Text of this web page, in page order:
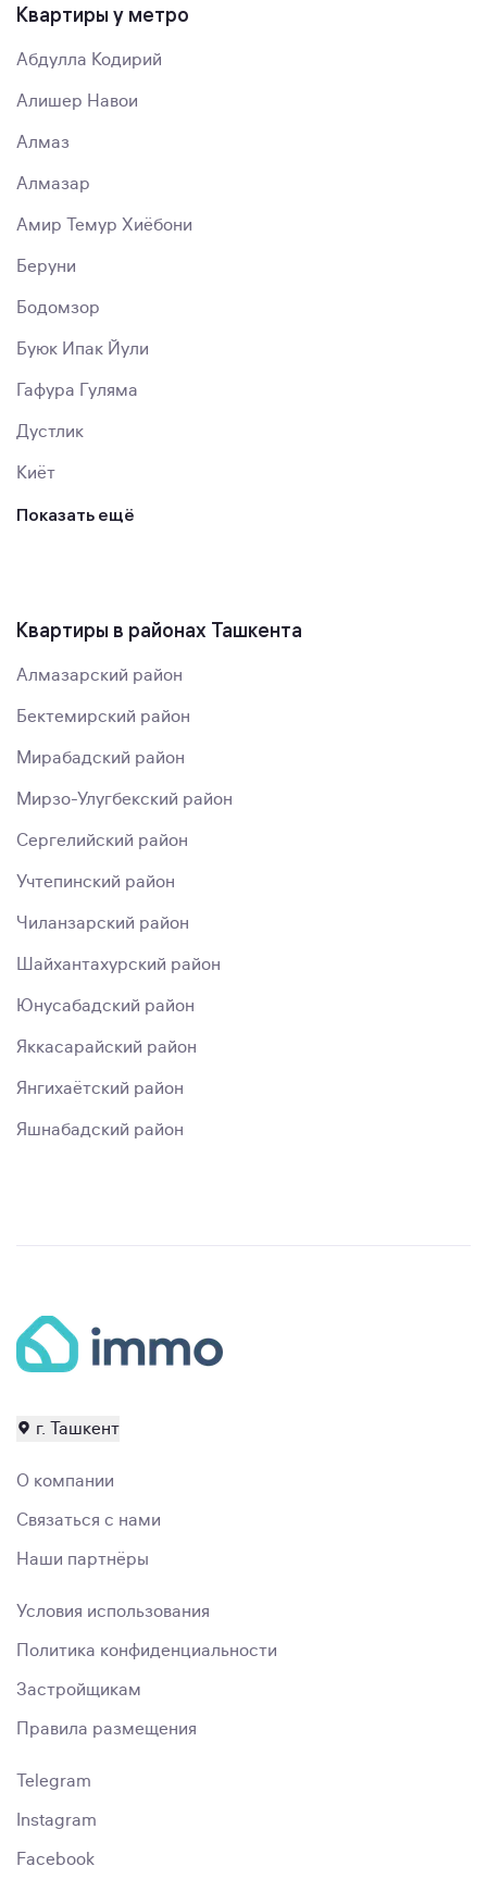
Квартиры у метро
Абдулла Кодирий
Алишер Навои
Алмаз
Алмазар
Амир Темур Хиёбони
Беруни
Бодомзор
Буюк Ипак Йули
Гафура Гуляма
Дустлик
Киёт
Показать ещё
Квартиры в районах Ташкента
Алмазарский район
Бектемирский район
Мирабадский район
Мирзо-Улугбекский район
Сергелийский район
Учтепинский район
Чиланзарский район
Шайхантахурский район
Юнусабадский район
Яккасарайский район
Янгихаётский район
Яшнабадский район
г. Ташкент
О компании
Связаться с нами
Наши партнёры
Условия использования
Политика конфиденциальности
Застройщикам
Правила размещения
Telegram
Instagram
Facebook